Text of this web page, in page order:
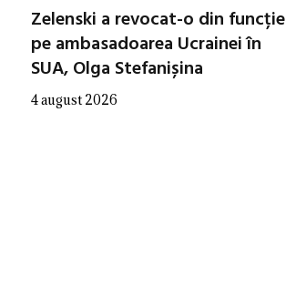
Zelenski a revocat-o din funcție
pe ambasadoarea Ucrainei în
SUA, Olga Stefanișina
4 august 2026